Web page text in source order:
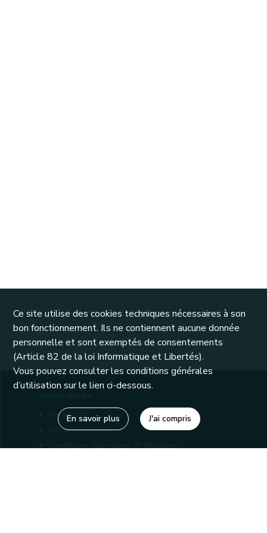
Recherche
Horaire et accès
Conditions Générales d'Utilisation
Ce site utilise des cookies techniques nécessaires à son
bon fonctionnement. Ils ne contiennent aucune donnée
personnelle et sont exemptés de consentements
(Article 82 de la loi Informatique et Libertés).
Vous pouvez consulter les conditions générales
d’utilisation sur le lien ci-dessous.
En savoir plus J'ai compris